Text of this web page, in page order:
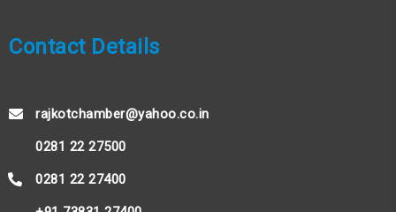
Contact Details
rajkotchamber@yahoo.co.in
0281 22 27500
0281 22 27400